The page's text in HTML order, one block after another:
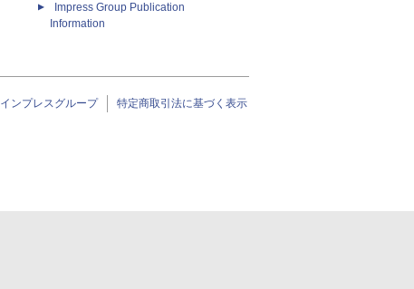
Impress Group Publication
Information
インプレスグループ 特定商取引法に基づく表示